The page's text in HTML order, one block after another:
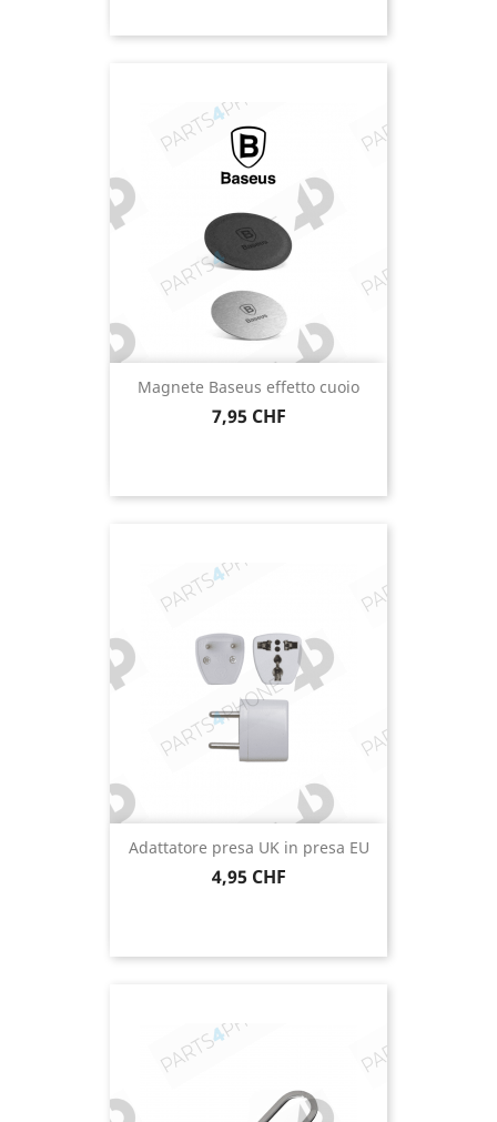
Magnete Baseus effetto cuoio
Prezzo
7,95 CHF
Adattatore presa UK in presa EU
Prezzo
4,95 CHF